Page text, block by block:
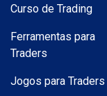
Curso de Trading
Ferramentas para
Traders
Jogos para Traders